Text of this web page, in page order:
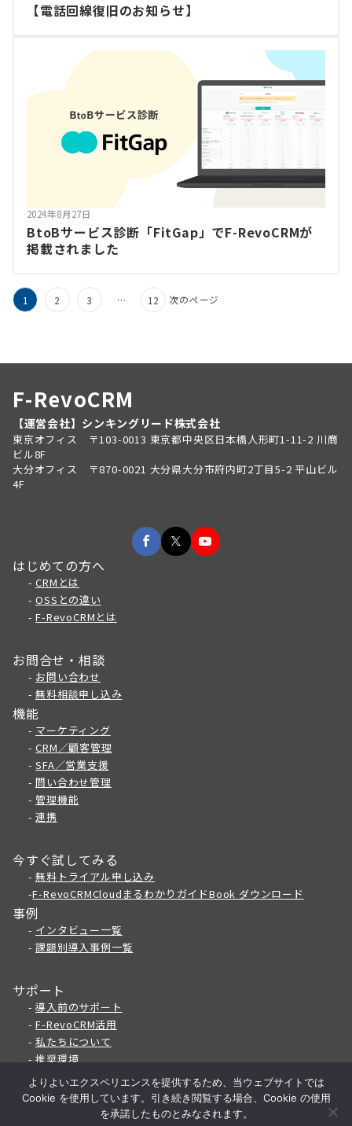
【電話回線復旧のお知らせ】
2024年8月27日
BtoBサービス診断「FitGap」でF-RevoCRMが
掲載されました
1 2 3 … 12 次のページ
F-RevoCRM
【運営会社】シンキングリード株式会社
東京オフィス 〒103-0013 東京都中央区日本橋人形町1-11-2 川商
ビル8F
大分オフィス 〒870-0021 大分県大分市府内町2丁目5-2 平山ビル
4F
はじめての方へ
-CRMとは
-OSSとの違い
-F-RevoCRMとは
お問合せ・相談
- お問い合わせ
-無料相談申し込み
機能
- マーケティング
-CRM／顧客管理
-SFA／営業支援
-問い合わせ管理
-管理機能
-連携
今すぐ試してみる
-無料トライアル申し込み
-F-RevoCRMCloudまるわかりガイドBook ダウンロード
事例
- インタビュー一覧
-課題別導入事例一覧
サポート
-導入前のサポート
-F-RevoCRM活用
-私たちについて
-推奨環境
@ThinkingReed Inc.
よりよいエクスペリエンスを提供するため、当ウェブサイトでは
Cookie を使用しています。引き続き閲覧する場合、Cookie の使用
を承諾したものとみなされます。